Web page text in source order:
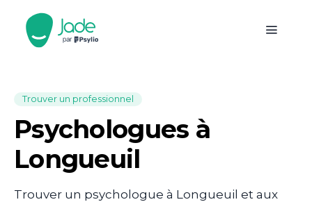
Trouver un professionnel
Psychologues à
Longueuil
Trouver un psychologue à Longueuil et aux